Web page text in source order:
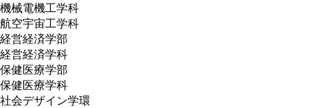
機械電機工学科
航空宇宙工学科
経営経済学部
経営経済学科
保健医療学部
保健医療学科
社会デザイン学環